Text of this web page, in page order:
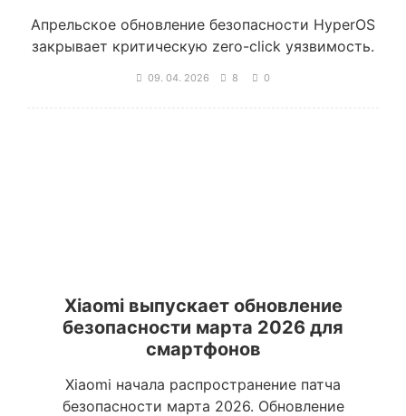
Апрельское обновление безопасности HyperOS
закрывает критическую zero-click уязвимость.
09. 04. 2026 8 0
Xiaomi выпускает обновление
безопасности марта 2026 для
смартфонов
Xiaomi начала распространение патча
безопасности марта 2026. Обновление